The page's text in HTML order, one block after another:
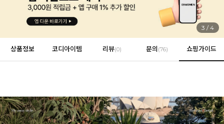
4 /4
상품정보 코디아이템 리뷰(0) 문의 (76) 쇼핑가이드